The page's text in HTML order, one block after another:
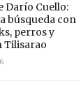
Darío Cuello:
búsqueda con
perros y
Tilisarao